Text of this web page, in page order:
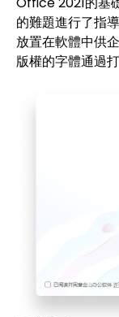
的難題進行了指
放置在軟體中供
版權的字體通過